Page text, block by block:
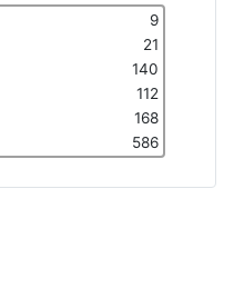
9
21
140
112
168
586